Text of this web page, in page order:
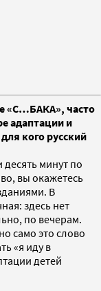
«С…БАКА», часто
адаптации и
кого русский
минут по
вы окажетесь
В
здесь нет
по вечерам.
само это слово
«я иду в
детей